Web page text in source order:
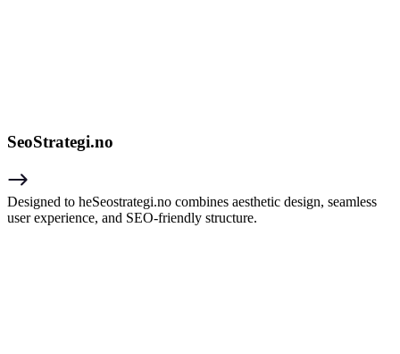
SeoStrategi.no
Designed to heSeostrategi.no combines aesthetic design, seamless
user experience, and SEO-friendly structure.